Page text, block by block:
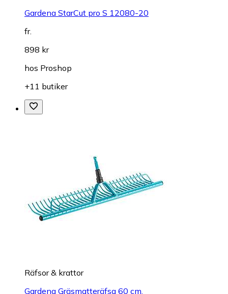
Gardena StarCut pro S 12080-20
fr.
898 kr
hos Proshop
+11 butiker
Räfsor & krattor
Gardena Gräsmatteräfsa 60 cm.